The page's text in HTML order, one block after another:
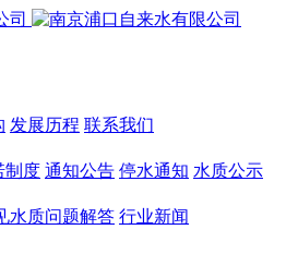
发展历程 联系我们
制度 通知公告 停水通知 水质公示
水质问题解答 行业新闻